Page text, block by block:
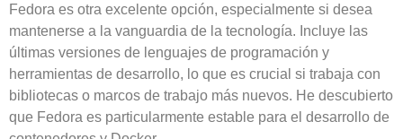
Fedora es otra excelente opción, especialmente si desea
mantenerse a la vanguardia de la tecnología. Incluye las
últimas versiones de lenguajes de programación y
herramientas de desarrollo, lo que es crucial si trabaja con
bibliotecas o marcos de trabajo más nuevos. He descubierto
que Fedora es particularmente estable para el desarrollo de